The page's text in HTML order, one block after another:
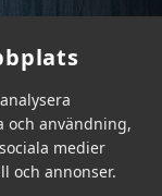
och användning,
medier
och annonser.